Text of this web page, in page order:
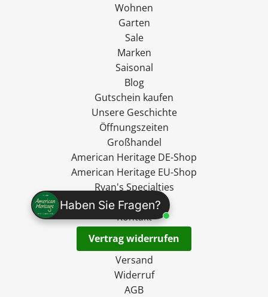
Haben Sie Fragen?
Wohnen
Garten
Sale
Marken
Saisonal
Blog
Gutschein kaufen
Unsere Geschichte
Öffnungszeiten
Großhandel
American Heritage DE-Shop
American Heritage EU-Shop
Ryan's Specialties
madevegan
Kontakt
Vertrag widerrufen
Versand
Widerruf
AGB